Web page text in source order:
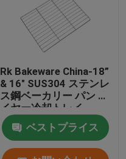
Rk Bakeware China-18”
& 16" SUS304 ステンレ
ス鋼ベーカリー パン ワ
イヤー冷却トレイ
ベストプライス